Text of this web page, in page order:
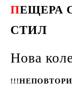
ПЕЩЕРА
СТИЛ
Нова